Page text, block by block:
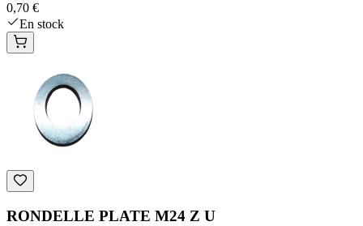
0,70 €
En stock
RONDELLE PLATE M24 Z U